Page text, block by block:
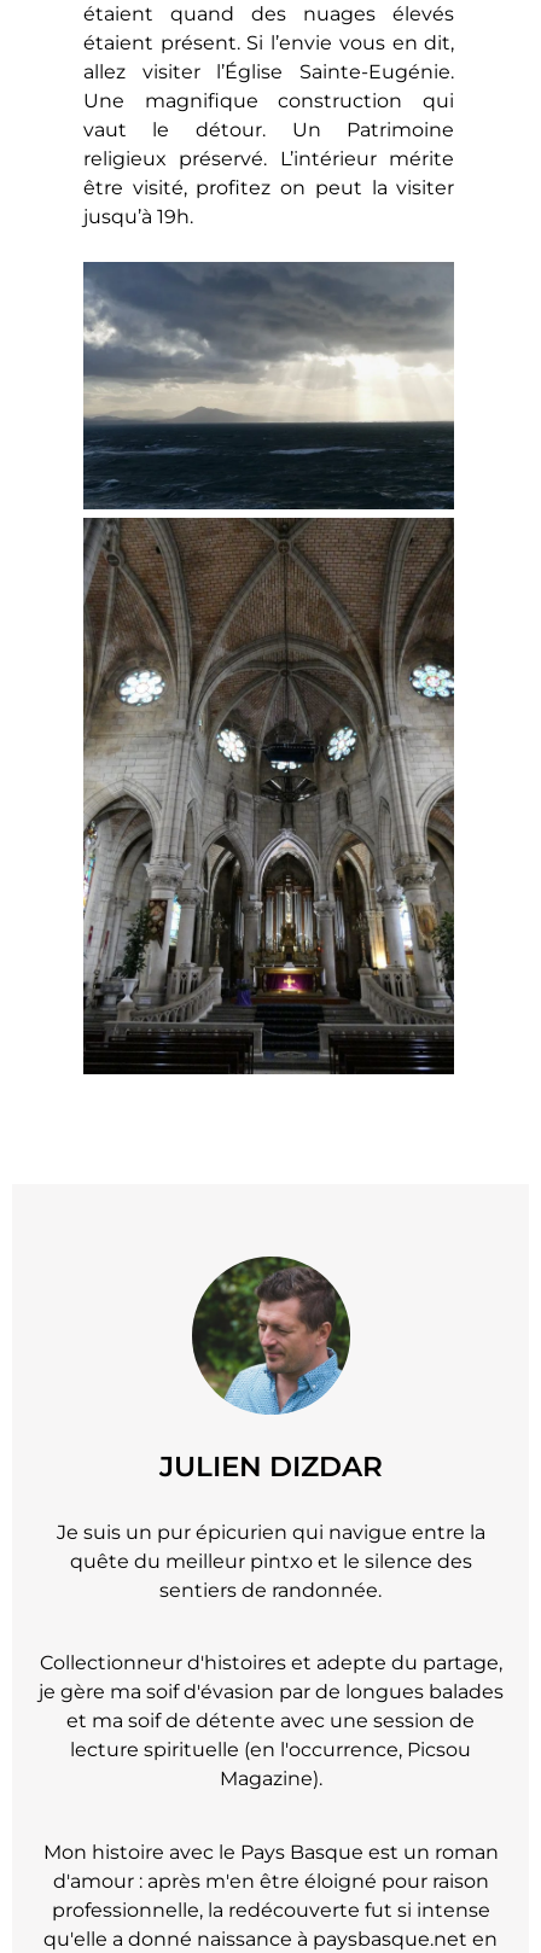
JULIEN DIZDAR
Je suis un pur épicurien qui navigue entre la
quête du meilleur pintxo et le silence des
sentiers de randonnée.
Collectionneur d'histoires et adepte du partage,
je gère ma soif d'évasion par de longues balades
et ma soif de détente avec une session de
lecture spirituelle (en l'occurrence, Picsou
Magazine).
Mon histoire avec le Pays Basque est un roman
d'amour : après m'en être éloigné pour raison
professionnelle, la redécouverte fut si intense
qu'elle a donné naissance à paysbasque.net en
étaient quand des nuages élevés
étaient présent. Si l’envie vous en dit,
allez visiter l’Église Sainte-Eugénie.
Une magnifique construction qui
vaut le détour. Un Patrimoine
religieux préservé. L’intérieur mérite
être visité, profitez on peut la visiter
jusqu’à 19h.